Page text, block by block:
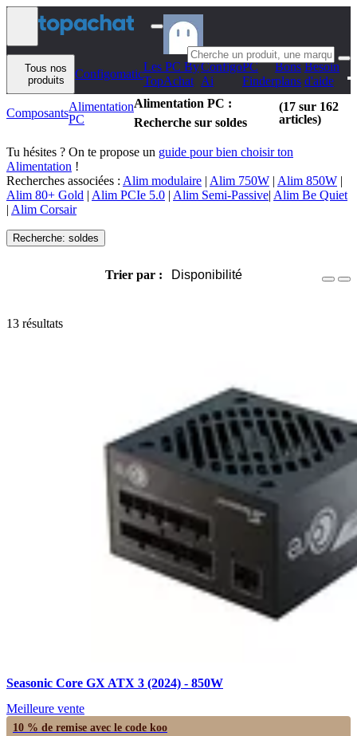
Aller au contenu
Tous nos
produits
Configomatic
Les PC By
TopAchat
Configo
Ai
PC
Finder
Bons
plans
Besoin
d'aide
ComposantsAlimentation
PC
Alimentation PC :
Recherche sur soldes
(17 sur 162
articles)
Tu hésites ? On te propose un guide pour bien choisir ton
Alimentation !
Recherches associées : Alim modulaire | Alim 750W | Alim 850W |
Alim 80+ Gold | Alim PCIe 5.0 | Alim Semi-Passive| Alim Be Quiet
| Alim Corsair
Recherche: soldes
Trier par : Disponibilité
13 résultats
Seasonic Core GX ATX 3 (2024) - 850W
Meilleure vente
10 % de remise avec le code koo